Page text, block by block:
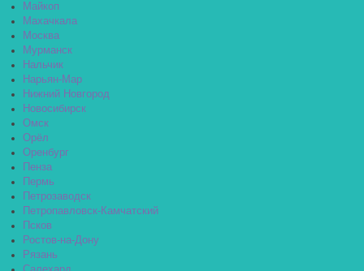
Майкоп
Махачкала
Москва
Мурманск
Нальчик
Нарьян-Мар
Нижний Новгород
Новосибирск
Омск
Орёл
Оренбург
Пенза
Пермь
Петрозаводск
Петропавловск-Камчатский
Псков
Ростов-на-Дону
Рязань